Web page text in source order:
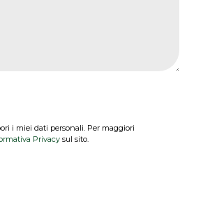
i miei dati personali. Per maggiori
Privacysul sito.